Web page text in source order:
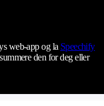
web-app og la Speechify
den for deg eller